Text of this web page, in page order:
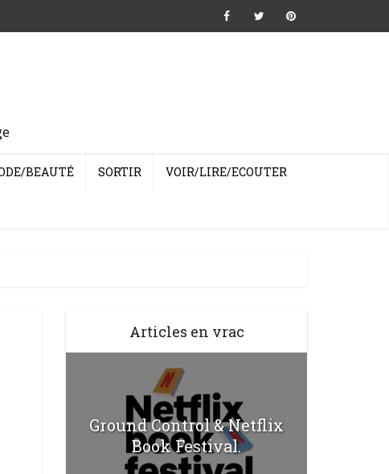
BEAUTÉ SORTIR VOIR/LIRE/ECOUTER
Articles en vrac
Ground Control & Netflix
Book Festival.